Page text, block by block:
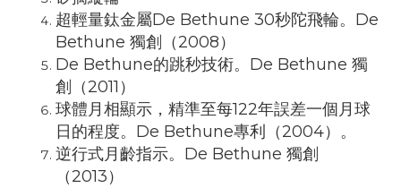
超輕量鈦金屬De Bethune 30秒陀飛輪。De
Bethune 獨創（2008）
De Bethune的跳秒技術。De Bethune 獨
創（2011）
球體月相顯示，精準至每122年誤差一個月球
日的程度。De Bethune專利（2004）。
逆行式月齡指示。De Bethune 獨創
（2013）